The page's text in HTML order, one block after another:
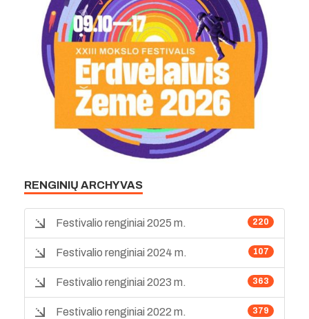
RENGINIŲ ARCHYVAS
220
Festivalio renginiai 2025 m.
107
Festivalio renginiai 2024 m.
363
Festivalio renginiai 2023 m.
379
Festivalio renginiai 2022 m.